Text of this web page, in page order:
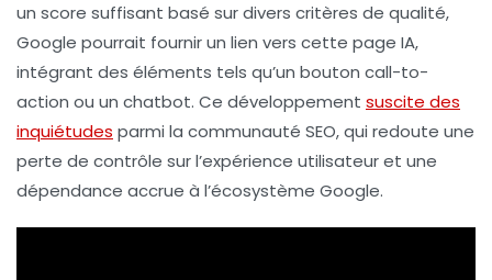
un score suffisant basé sur divers critères de qualité,
Google pourrait fournir un lien vers cette page IA,
intégrant des éléments tels qu’un bouton call-to-
action ou un chatbot. Ce développement suscite des
inquiétudes parmi la communauté SEO, qui redoute une
perte de contrôle sur l’expérience utilisateur et une
dépendance accrue à l’écosystème Google.